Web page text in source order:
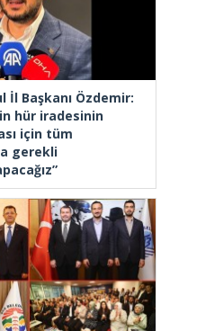
İl Başkanı Özdemir:
hür iradesinin
için tüm
gerekli